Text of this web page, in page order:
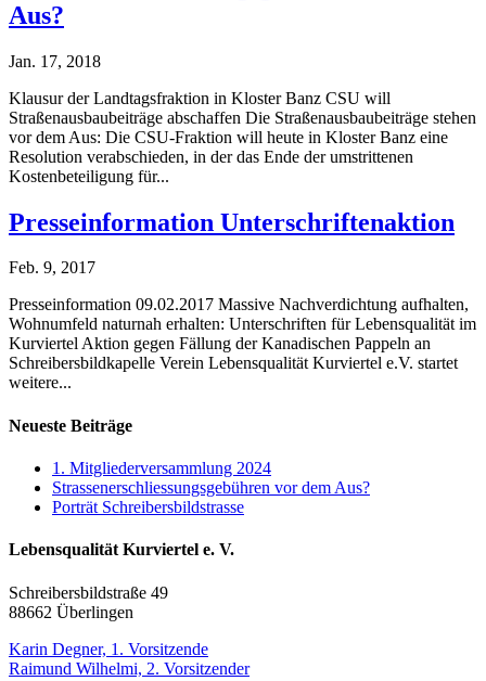
Aus?
Jan. 17, 2018
Klausur der Landtagsfraktion in Kloster Banz CSU will
Straßenausbaubeiträge abschaffen Die Straßenausbaubeiträge stehen
vor dem Aus: Die CSU-Fraktion will heute in Kloster Banz eine
Resolution verabschieden, in der das Ende der umstrittenen
Kostenbeteiligung für...
Presseinformation Unterschriftenaktion
Feb. 9, 2017
Presseinformation 09.02.2017 Massive Nachverdichtung aufhalten,
Wohnumfeld naturnah erhalten: Unterschriften für Lebensqualität im
Kurviertel Aktion gegen Fällung der Kanadischen Pappeln an
Schreibersbildkapelle Verein Lebensqualität Kurviertel e.V. startet
weitere...
Neueste Beiträge
1. Mitgliederversammlung 2024
Strassenerschliessungsgebühren vor dem Aus?
Porträt Schreibersbildstrasse
Lebensqualität Kurviertel e. V.
Schreibersbildstraße 49
88662 Überlingen
Karin Degner, 1. Vorsitzende
Raimund Wilhelmi, 2. Vorsitzender